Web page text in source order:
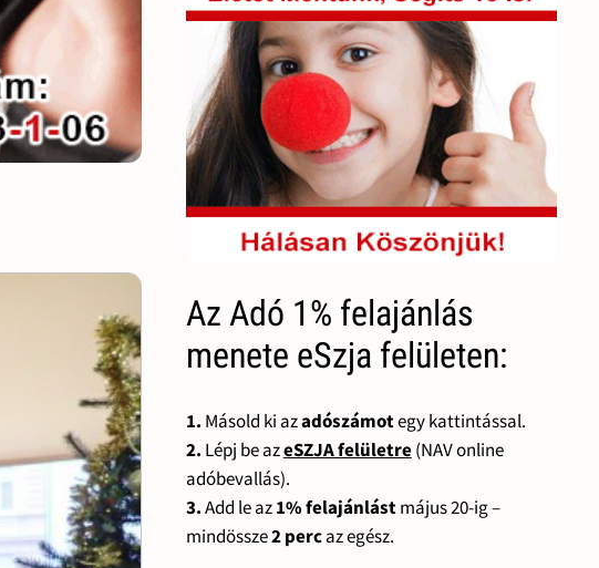
Az Adó 1% felajánlás
menete eSzja felületen:
1. Másold ki azadószámotegy kattintással.
2. Lépj be azeSZJA felületre(NAV online
adóbevallás).
3.Add le az1% felajánlástmájus 20-ig –
mindössze2 percaz egész.